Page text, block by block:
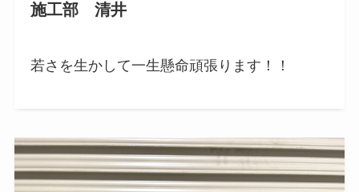
施工部 清井
若さを生かして一生懸命頑張ります！！